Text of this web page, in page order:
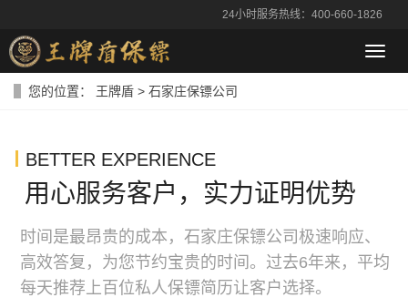
24小时服务热线：400-660-1826
导
航
您的位置： 王牌盾 > 石家庄保镖公司
BETTER EXPERIENCE
用心服务客户，实力证明优势
时间是最昂贵的成本，石家庄保镖公司极速响应、
高效答复，为您节约宝贵的时间。过去6年来，平均
每天推荐上百位私人保镖简历让客户选择。